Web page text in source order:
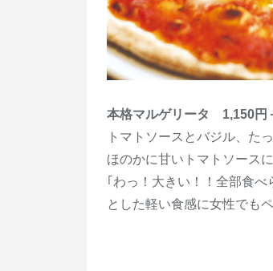
本格マルゲリータ 1,150円
トマトソースとバジル、た
ほのかに甘いトマトソース
｢わっ！大きい！！全部食
とした軽い食感に女性でも